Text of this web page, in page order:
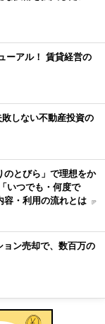
ーアル！ 賃貸経営の
しない不動産投資の
のとびら」で理想をか
いつでも・何度で
容・利用の流れとは [P
ョン売却で、数百万の